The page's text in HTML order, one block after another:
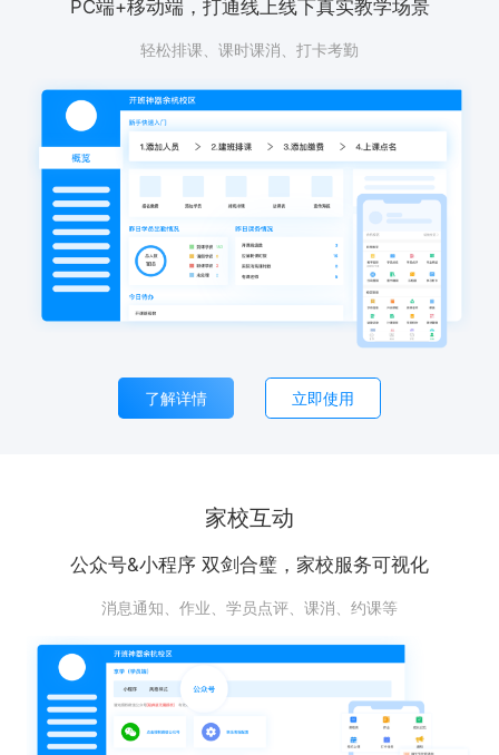
PC端+移动端，打通线上线下真实教学场景
轻松排课、课时课消、打卡考勤
了解详情 立即使用
家校互动
公众号&小程序 双剑合璧，家校服务可视化
消息通知、作业、学员点评、课消、约课等